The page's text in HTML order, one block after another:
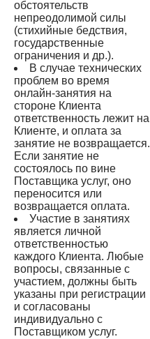
обстоятельств
непреодолимой силы
(стихийные бедствия,
государственные
ограничения и др.).
В случае технических
проблем во время
онлайн-занятия на
стороне Клиента
ответственность лежит на
Клиенте, и оплата за
занятие не возвращается.
Если занятие не
состоялось по вине
Поставщика услуг, оно
переносится или
возвращается оплата.
Участие в занятиях
является личной
ответственностью
каждого Клиента. Любые
вопросы, связанные с
участием, должны быть
указаны при регистрации
и согласованы
индивидуально с
Поставщиком услуг.